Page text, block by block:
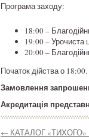
Програма заходу:
18:00 –
19:00 – Урочиста
20:00 –
Початок дійства о 18:00.
Замовлення
Акредитація
← КАТАЛОГ